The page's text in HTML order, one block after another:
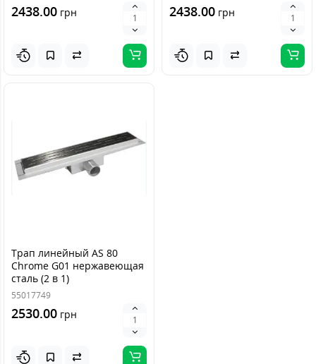
2438.00 грн 2438.00 грн
Трап линейный AS 80
Chrome G01 нержавеющая
сталь (2 в 1)
55017749
2530.00 грн